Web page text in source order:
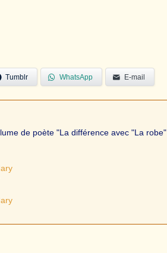
Tumblr WhatsApp E-mail
de poète "La différence avec "La robe"